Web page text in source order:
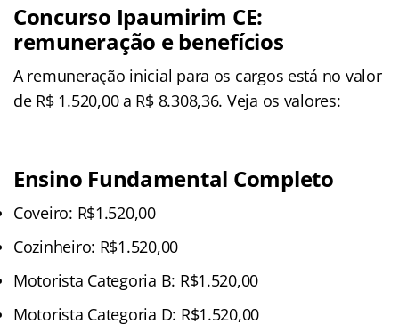
Concurso Ipaumirim CE:
remuneração e benefícios
A remuneração inicial para os cargos está no valor
de R$ 1.520,00 a R$ 8.308,36. Veja os valores:
Ensino Fundamental Completo
Coveiro: R$1.520,00
Cozinheiro: R$1.520,00
Motorista Categoria B: R$1.520,00
Motorista Categoria D: R$1.520,00